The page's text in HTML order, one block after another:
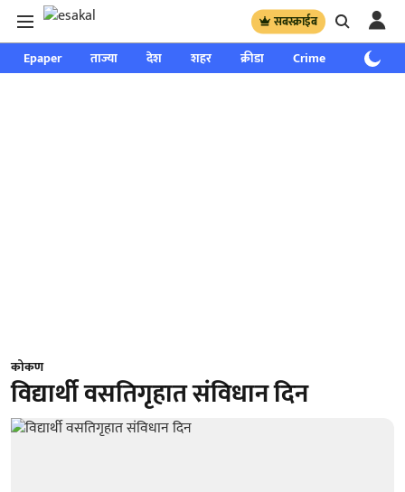
सबस्क्राईब
Epaper ताज्या देश शहर क्रीडा Crime साप्ताहिक
कोकण
विद्यार्थी वसतिगृहात संविधान दिन